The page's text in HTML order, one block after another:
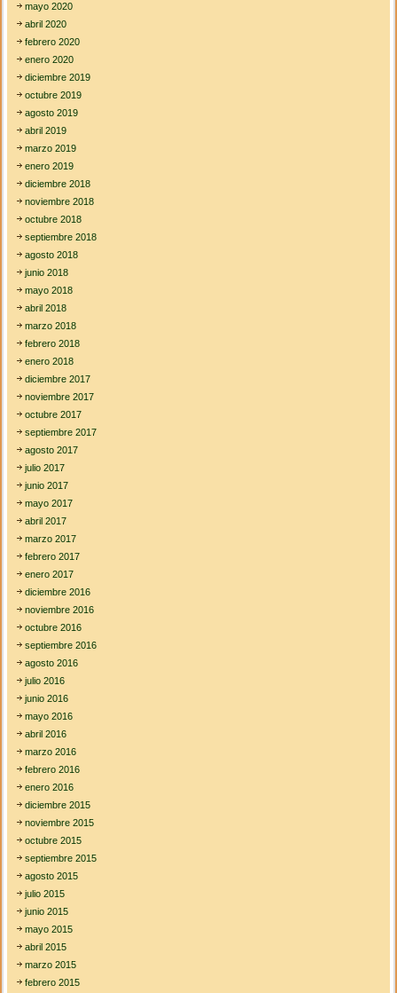
a
y
a
e
d
u
c
i
ó
c
i
u
d
a
a
m
o
r
a
mayo 2020
abril 2020
febrero 2020
enero 2020
diciembre 2019
octubre 2019
agosto 2019
abril 2019
marzo 2019
enero 2019
diciembre 2018
noviembre 2018
octubre 2018
septiembre 2018
agosto 2018
junio 2018
mayo 2018
abril 2018
marzo 2018
febrero 2018
enero 2018
diciembre 2017
noviembre 2017
octubre 2017
septiembre 2017
agosto 2017
julio 2017
junio 2017
mayo 2017
abril 2017
marzo 2017
febrero 2017
enero 2017
diciembre 2016
noviembre 2016
octubre 2016
septiembre 2016
agosto 2016
julio 2016
junio 2016
mayo 2016
abril 2016
marzo 2016
febrero 2016
enero 2016
diciembre 2015
noviembre 2015
octubre 2015
septiembre 2015
agosto 2015
julio 2015
junio 2015
mayo 2015
abril 2015
marzo 2015
febrero 2015